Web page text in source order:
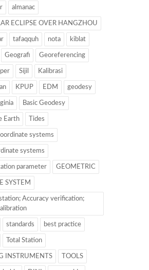
almanac
ECLIPSE OVER HANGZHOU
tafaqquh nota kiblat
Geografi Georeferencing
Sijil Kalibrasi
KPUP EDM geodesy
Basic Geodesy
Earth Tides
systems
systems
parameter GEOMETRIC
SYSTEM
Accuracy verification;
standards best practice
Total Station
INSTRUMENTS TOOLS